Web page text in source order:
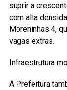
suprir a
com alta
Moreninhas 4,
vagas extras.
Infraestrutura
A Prefeitura